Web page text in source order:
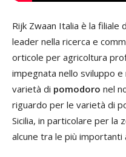
Rijk Zwaan Italia è la filiale
leader nella ricerca e
orticole per agricoltura
impegnata nello sviluppo
varietà di pomodoro nel
riguardo per le varietà di
Sicilia, in particolare per la
alcune tra le più importanti